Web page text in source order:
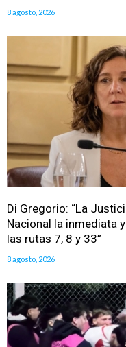
8 agosto, 2026
Di Gregorio: “La
Nacional la inmediata
las rutas 7, 8 y 33”
8 agosto, 2026